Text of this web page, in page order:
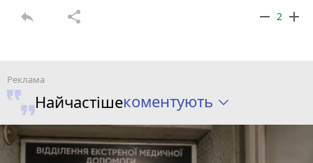
reply share remove 2 add
Найчастішекоментують